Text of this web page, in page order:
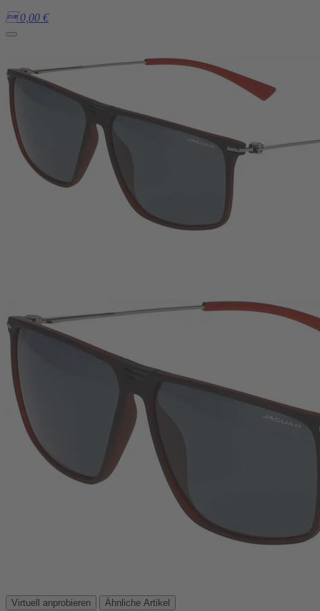
 0,00 €
Virtuell anprobieren Ähnliche Artikel